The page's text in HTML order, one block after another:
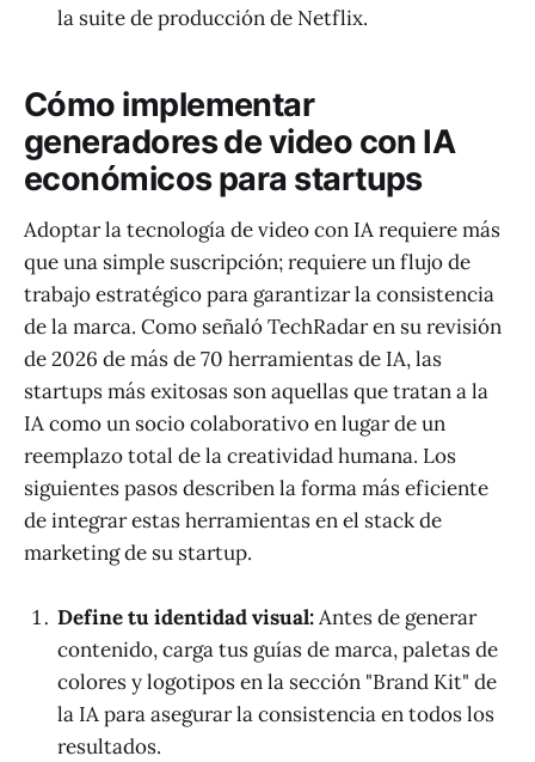
la suite de producción de Netflix.
Cómo implementar
generadores de video con IA
económicos para startups
Adoptar la tecnología de video con IA requiere más
que una simple suscripción; requiere un flujo de
trabajo estratégico para garantizar la consistencia
de la marca. Como señaló TechRadar en su revisión
de 2026 de más de 70 herramientas de IA, las
startups más exitosas son aquellas que tratan a la
IA como un socio colaborativo en lugar de un
reemplazo total de la creatividad humana. Los
siguientes pasos describen la forma más eficiente
de integrar estas herramientas en el stack de
marketing de su startup.
Define tu identidad visual:Antes de generar
contenido, carga tus guías de marca, paletas de
colores y logotipos en la sección "Brand Kit" de
la IA para asegurar la consistencia en todos los
resultados.